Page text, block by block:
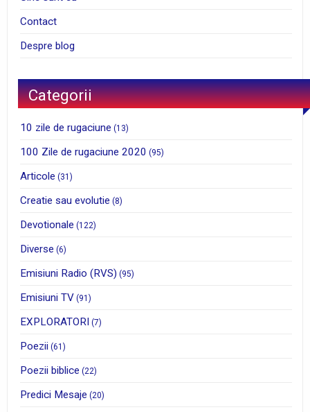
Contact
Despre blog
Categorii
10 zile de rugaciune (13)
100 Zile de rugaciune 2020 (95)
Articole (31)
Creatie sau evolutie (8)
Devotionale (122)
Diverse (6)
Emisiuni Radio (RVS) (95)
Emisiuni TV (91)
EXPLORATORI (7)
Poezii (61)
Poezii biblice (22)
Predici Mesaje (20)